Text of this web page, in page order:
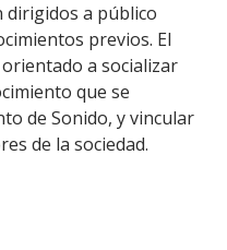
dirigidos a público
previos. El
a socializar
que se
de Sonido, y vincular
de la sociedad.